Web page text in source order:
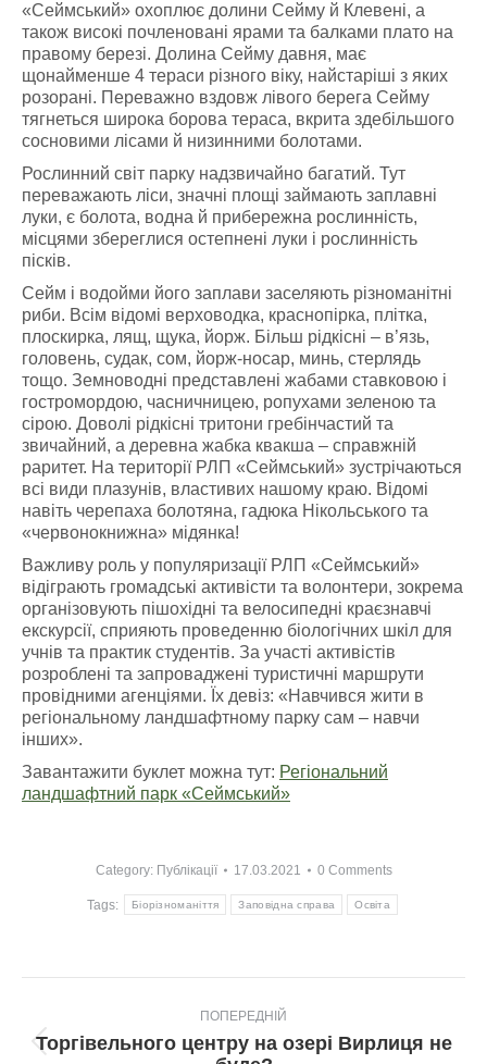
«Сеймський» охоплює долини Сейму й Клевені, а
також високі почленовані ярами та балками плато на
правому березі. Долина Сейму давня, має
щонайменше 4 тераси різного віку, найстаріші з яких
розорані. Переважно вздовж лівого берега Сейму
тягнеться широка борова тераса, вкрита здебільшого
сосновими лісами й низинними болотами.
Рослинний світ парку надзвичайно багатий. Тут
переважають ліси, значні площі займають заплавні
луки, є болота, водна й прибережна рослинність,
місцями збереглися остепнені луки і рослинність
пісків.
Сейм і водойми його заплави заселяють різноманітні
риби. Всім відомі верховодка, краснопірка, плітка,
плоскирка, лящ, щука, йорж. Більш рідкісні – в’язь,
головень, судак, сом, йорж-носар, минь, стерлядь
тощо. Земноводні представлені жабами ставковою і
гостромордою, часничницею, ропухами зеленою та
сірою. Доволі рідкісні тритони гребінчастий та
звичайний, а деревна жабка квакша – справжній
раритет. На території РЛП «Сеймський» зустрічаються
всі види плазунів, властивих нашому краю. Відомі
навіть черепаха болотяна, гадюка Нікольського та
«червонокнижна» мідянка!
Важливу роль у популяризації РЛП «Сеймський»
відіграють громадські активісти та волонтери, зокрема
організовують пішохідні та велосипедні краєзнавчі
екскурсії, сприяють проведенню біологічних шкіл для
учнів та практик студентів. За участі активістів
розроблені та запроваджені туристичні маршрути
провідними агенціями. Їх девіз: «Навчився жити в
регіональному ландшафтному парку сам – навчи
інших».
Завантажити буклет можна тут: Регіональний
ландшафтний парк «Сеймський»
Category: Публікації 17.03.2021 0 Comments
Tags: Біорізноманіття Заповідна справа Освіта
navigation
ПОПЕРЕДНІЙ
Попередній
Торгівельного центру на озері Вирлиця не